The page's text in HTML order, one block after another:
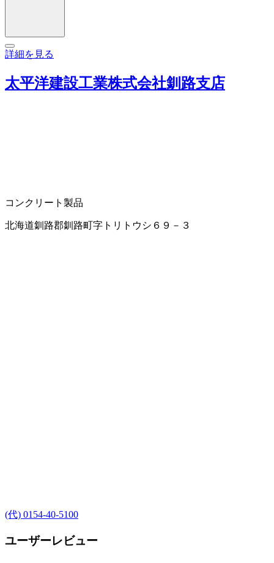
詳細を見る
太平洋建設工業株式会社釧路支店
コンクリート製品
北海道釧路郡釧路町字トリトウシ６９－３
(代) 0154-40-5100
ユーザーレビュー